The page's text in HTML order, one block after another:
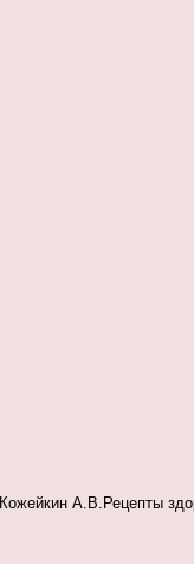
Кожейкин А.В.Рецепты